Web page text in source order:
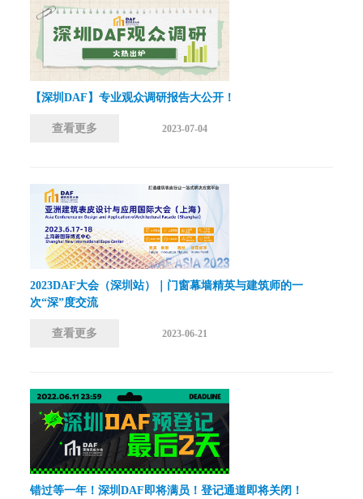
【深圳DAF】专业观众调研报告大公开！
查看更多 2023-07-04
2023DAF大会（深圳站）｜门窗幕墙精英与建筑师的一
次“深”度交流
查看更多 2023-06-21
错过等一年！深圳DAF即将满员！登记通道即将关闭！